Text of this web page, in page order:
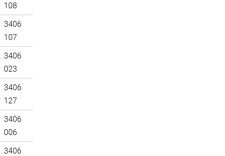
108
3406
107
3406
023
3406
127
3406
006
3406